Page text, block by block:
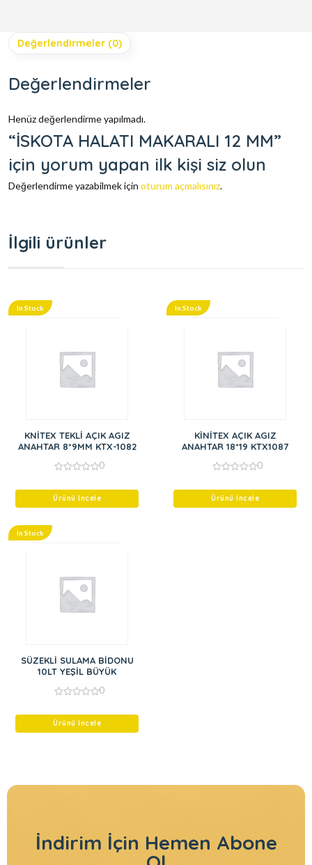
Değerlendirmeler (0)
Değerlendirmeler
Henüz değerlendirme yapılmadı.
“İSKOTA HALATI MAKARALI 12 MM”
için yorum yapan ilk kişi siz olun
Değerlendirme yazabilmek için oturum açmalısınız.
İlgili ürünler
In Stock
KNİTEX TEKLİ AÇIK AGIZ
ANAHTAR 8*9MM KTX-1082
of
0
Ürünü İncele
In Stock
KİNİTEX AÇIK AGIZ
ANAHTAR 18*19 KTX1087
of
0
Ürünü İncele
In Stock
SÜZEKLİ SULAMA BİDONU
10LT YEŞİL BÜYÜK
of
0
Ürünü İncele
İndirim İçin Hemen Abone